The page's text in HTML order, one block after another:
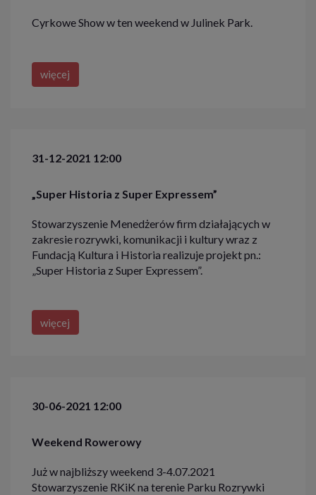
Cyrkowe Show w ten weekend w Julinek Park.
więcej
31-12-2021 12:00
„Super Historia z Super Expressem”
Stowarzyszenie Menedżerów firm działających w
zakresie rozrywki, komunikacji i kultury wraz z
Fundacją Kultura i Historia realizuje projekt pn.:
„Super Historia z Super Expressem”.
więcej
30-06-2021 12:00
Weekend Rowerowy
Już w najbliższy weekend 3-4.07.2021
Stowarzyszenie RKiK na terenie Parku Rozrywki